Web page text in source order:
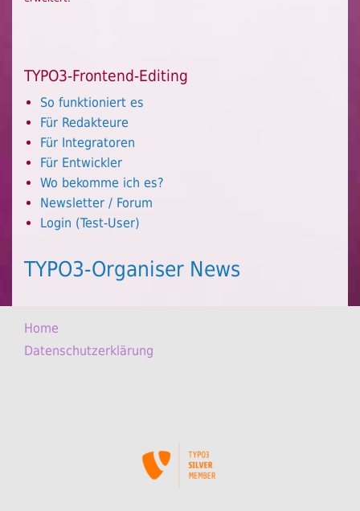
TYPO3-Frontend-Editing
So funktioniert es
Für Redakteure
Für Integratoren
Für Entwickler
Wo bekomme ich es?
Newsletter / Forum
Login (Test-User)
TYPO3-Organiser News
Home
Datenschutzerklärung